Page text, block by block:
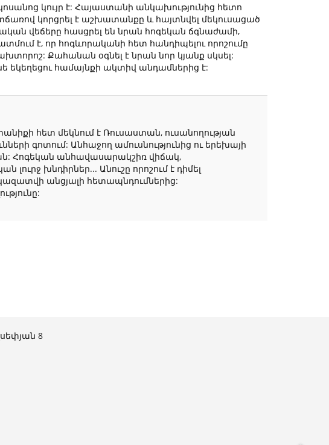
կույր է: Հայաստանի անկախությունից հետո
կորցրել է աշխատանքը և հայտնվել մեկուսացած
վեճերը հասցրել են նրան հոգեկան ճգնաժամի,
է, որ հոգևորականի հետ հանդիպելու որոշումը
Քահանան օգնել է նրան նոր կյանք սկսել:
եկեղեցու համայնքի ակտիվ անդամներից է:
հետ մեկնում է Ռուսաստան, ուսանողության
գոտում: Անհաջող ամուսնությունից ու երեխայի
Հոգեկան անհավասարակշիռ վիճակ,
խնդիրներ... Անուշը որոշում է դիմել
անցյալի հետապնդումներից:
8